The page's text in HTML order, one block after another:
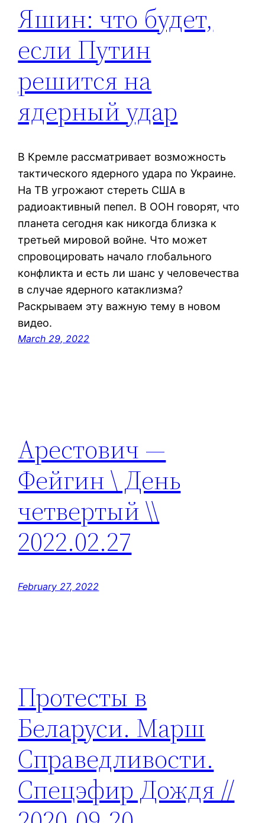
Яшин: что будет,
если Путин
решится на
ядерный удар
В Кремле рассматривает возможность
тактического ядерного удара по Украине.
На ТВ угрожают стереть США в
радиоактивный пепел. В ООН говорят, что
планета сегодня как никогда близка к
третьей мировой войне. Что может
спровоцировать начало глобального
конфликта и есть ли шанс у человечества
в случае ядерного катаклизма?
Раскрываем эту важную тему в новом
видео.
March 29, 2022
Арестович —
Фейгин \ День
четвертый \\
2022.02.27
February 27, 2022
Протесты в
Беларуси. Марш
Справедливости.
Спецэфир Дождя //